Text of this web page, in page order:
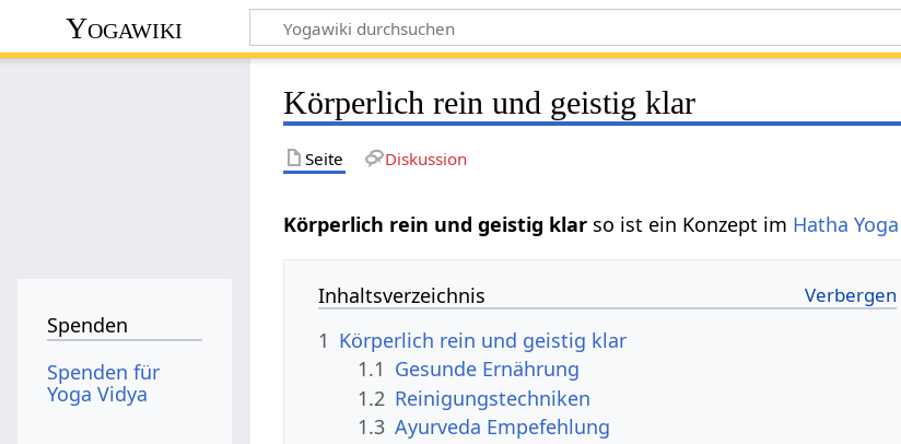
Yogawiki
Körperlich rein und geistig klar
Seite Diskussion
Körperlich rein und geistig klar so ist ein Konzept im Hatha Yoga
Inhaltsverzeichnis
1 Körperlich rein und geistig klar
1.1 Gesunde Ernährung
1.2 Reinigungstechniken
1.3 Ayurveda Empefehlung
Spenden
Spenden für
Yoga Vidya